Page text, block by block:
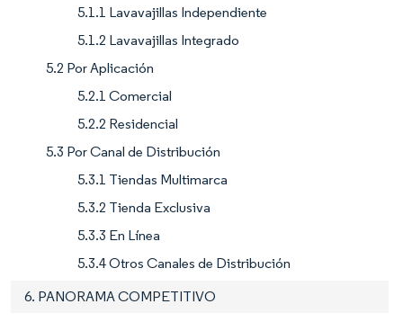
5.1.1 Lavavajillas Independiente
5.1.2 Lavavajillas Integrado
5.2 Por Aplicación
5.2.1 Comercial
5.2.2 Residencial
5.3 Por Canal de Distribución
5.3.1 Tiendas Multimarca
5.3.2 Tienda Exclusiva
5.3.3 En Línea
5.3.4 Otros Canales de Distribución
6. PANORAMA COMPETITIVO